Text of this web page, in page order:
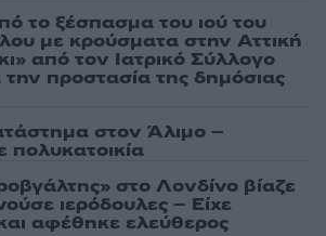
το ξέσπασμα του ιού του
με κρούσματα στην Αττική
από τον Ιατρικό Σύλλογο
προστασία της δημόσιας
στον Άλιμο –
στο Λονδίνο βίαζε
ιερόδουλες – Είχε
αφέθηκε ελεύθερος